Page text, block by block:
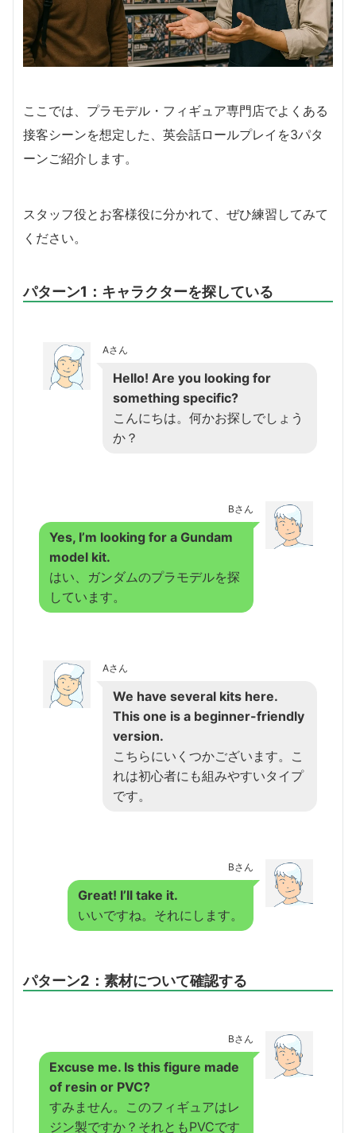
ここでは、プラモデル・フィギュア専門店でよくある
接客シーンを想定した、英会話ロールプレイを3パタ
ーンご紹介します。
スタッフ役とお客様役に分かれて、ぜひ練習してみて
ください。
パターン1：キャラクターを探している
Aさん
Hello! Are you looking for
something specific?
こんにちは。何かお探しでしょう
か？
Bさん
Yes, I’m looking for a Gundam
model kit.
はい、ガンダムのプラモデルを探
しています。
Aさん
We have several kits here.
This one is a beginner-friendly
version.
こちらにいくつかございます。こ
れは初心者にも組みやすいタイプ
です。
Bさん
Great! I’ll take it.
いいですね。それにします。
パターン2：素材について確認する
Bさん
Excuse me. Is this figure made
of resin or PVC?
すみません。このフィギュアはレ
ジン製ですか？それともPVCです